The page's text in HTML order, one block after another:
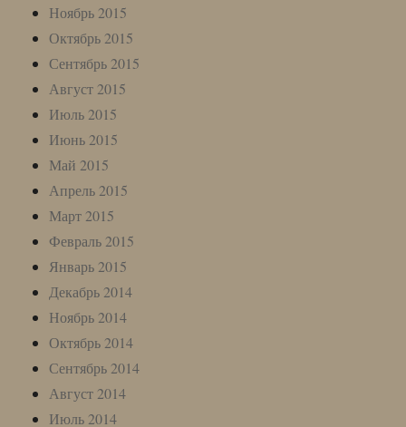
Ноябрь 2015
Октябрь 2015
Сентябрь 2015
Август 2015
Июль 2015
Июнь 2015
Май 2015
Апрель 2015
Март 2015
Февраль 2015
Январь 2015
Декабрь 2014
Ноябрь 2014
Октябрь 2014
Сентябрь 2014
Август 2014
Июль 2014